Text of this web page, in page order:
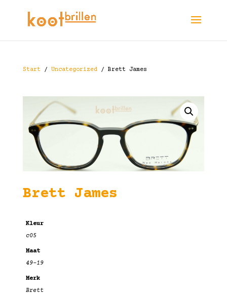
Start/ Uncategorized/ Brett James
Brett James
Kleur
c05
Maat
49-19
Merk
Brett